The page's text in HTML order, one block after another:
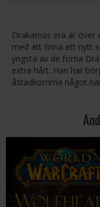
Drakarnas era är över
med att finna ett nytt
yngsta av de forna
extra hårt. Han har
åstadkomma något